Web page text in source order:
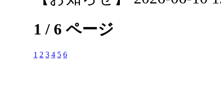
1 / 6 ページ
1 2 3 4 5 6